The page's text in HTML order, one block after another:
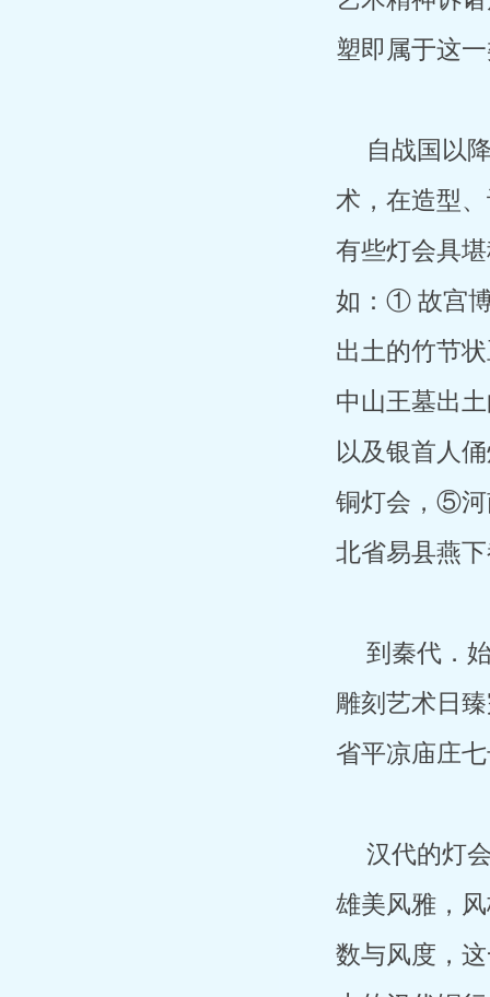
塑即属于这
自战国以
术，在造型
有些灯会具
如：① 故宫
出土的竹节
中山王墓出
以及银首人
铜灯会，⑤河
北省易县燕
到秦代．
雕刻艺术日
省平凉庙庄
汉代的灯
雄美风雅，
数与风度，